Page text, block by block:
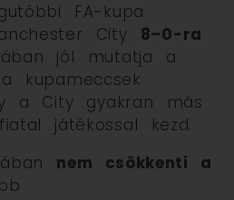
FA-kupa
City 8–0-ra
jól mutatja a
kupameccsek
a City gyakran más
játékossal kezd.
nem csökkenti a